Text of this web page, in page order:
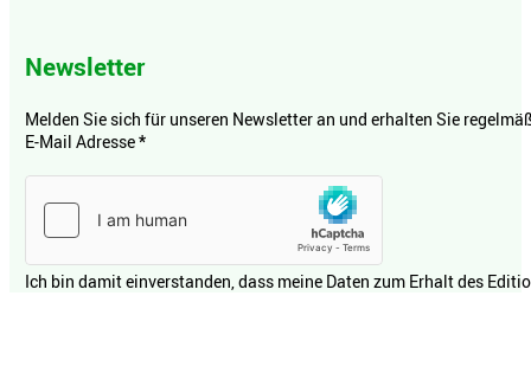
Newsletter
Melden Sie sich für unseren Newsletter an und erhalten Sie
E-Mail Adresse*
Ich bin damit einverstanden, dass meine Daten zum Erhalt des